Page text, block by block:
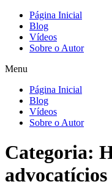
Página Inicial
Blog
Vídeos
Sobre o Autor
Menu
Página Inicial
Blog
Vídeos
Sobre o Autor
Categoria:
advocatícios